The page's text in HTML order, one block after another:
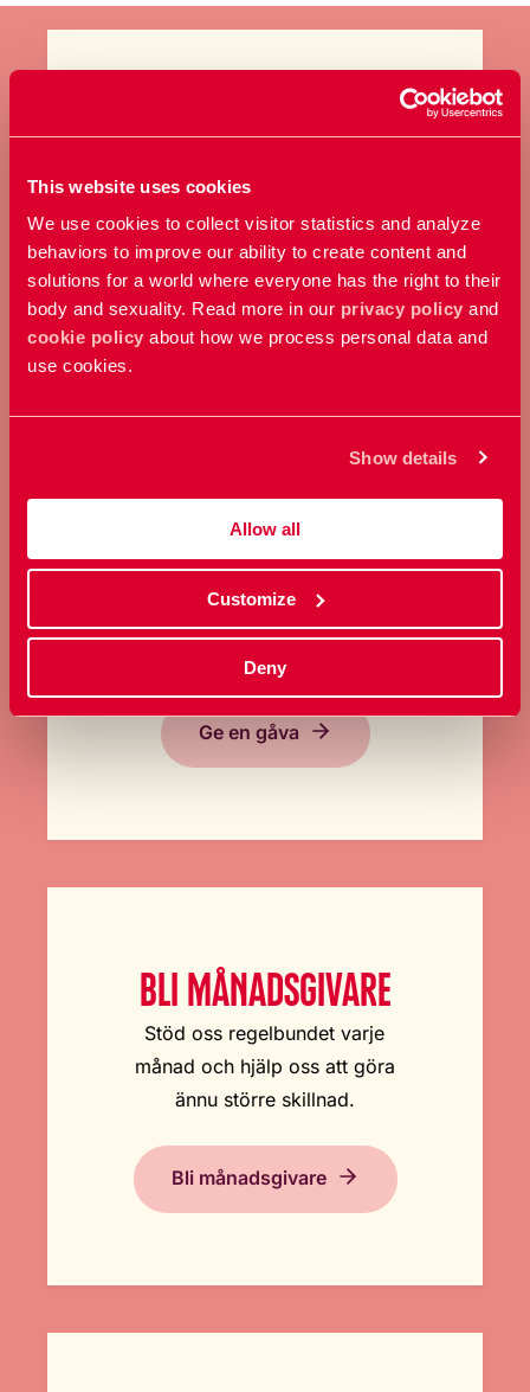
This website uses cookies
We use cookies to collect visitor statistics and analyze
behaviors to improve our ability to create content and
solutions for a world where everyone has the right to their
body and sexuality. Read more in our privacy policy and
cookie policy about how we process personal data and
use cookies.
Show details
Allow all
Customize
Deny
BLI MEDLEM
Ta ställning för allas rätt att
sexualitet.
Bli medlem
GE EN GÅVA
Bidra med ett valfritt belopp och
Ge en gåva
BLI MÅNADSGIVARE
Stöd oss regelbundet varje
månad och hjälp oss att göra
ännu större skillnad.
Bli månadsgivare